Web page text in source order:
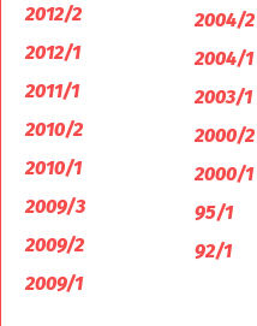
2012/2
2012/1
2011/1
2010/2
2010/1
2009/3
2009/2
2009/1
2004/2
2004/1
2003/1
2000/2
2000/1
95/1
92/1